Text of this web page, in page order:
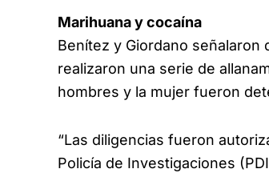
Marihuana y cocaína
Benítez y Giordano señalaron
realizaron una serie de
hombres y la mujer fueron
“Las diligencias fueron
Policía de Investigaciones